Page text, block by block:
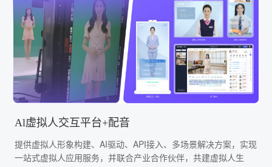
Al虚拟人交互平台+配音
提供虚拟人形象构建、AI驱动、API接入、多场景解决方案，实现
一站式虚拟人应用服务，并联合产业合作伙伴，共建虚拟人生